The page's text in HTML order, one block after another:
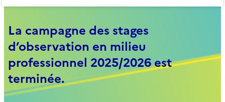
La campagne des stages
d’observation en milieu
professionnel 2025/2026 est
terminée.